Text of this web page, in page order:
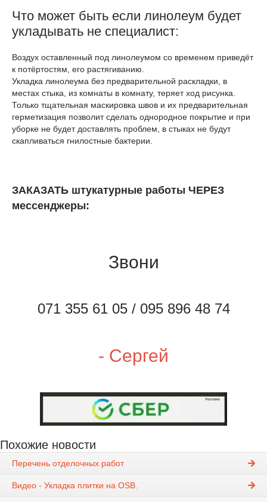
Что может быть если линолеум будет
укладывать не специалист:
Воздух оставленный под линолеумом со временем приведёт
к потёртостям, его растягиванию.
Укладка линолеума без предварительной раскладки, в
местах стыка, из комнаты в комнату, теряет ход рисунка.
Только тщательная маскировка швов и их предварительная
герметизация позволит сделать однородное покрытие и при
уборке не будет доставлять проблем, в стыках не будут
скапливаться гнилостные бактерии.
ЗАКАЗАТЬ штукатурные работы ЧЕРЕЗ
мессенджеры:
Звони
071 355 61 05 / 095 896 48 74
- Сергей
Похожие новости
Перечень отделочных работ
Видео - Укладка плитки на OSB.